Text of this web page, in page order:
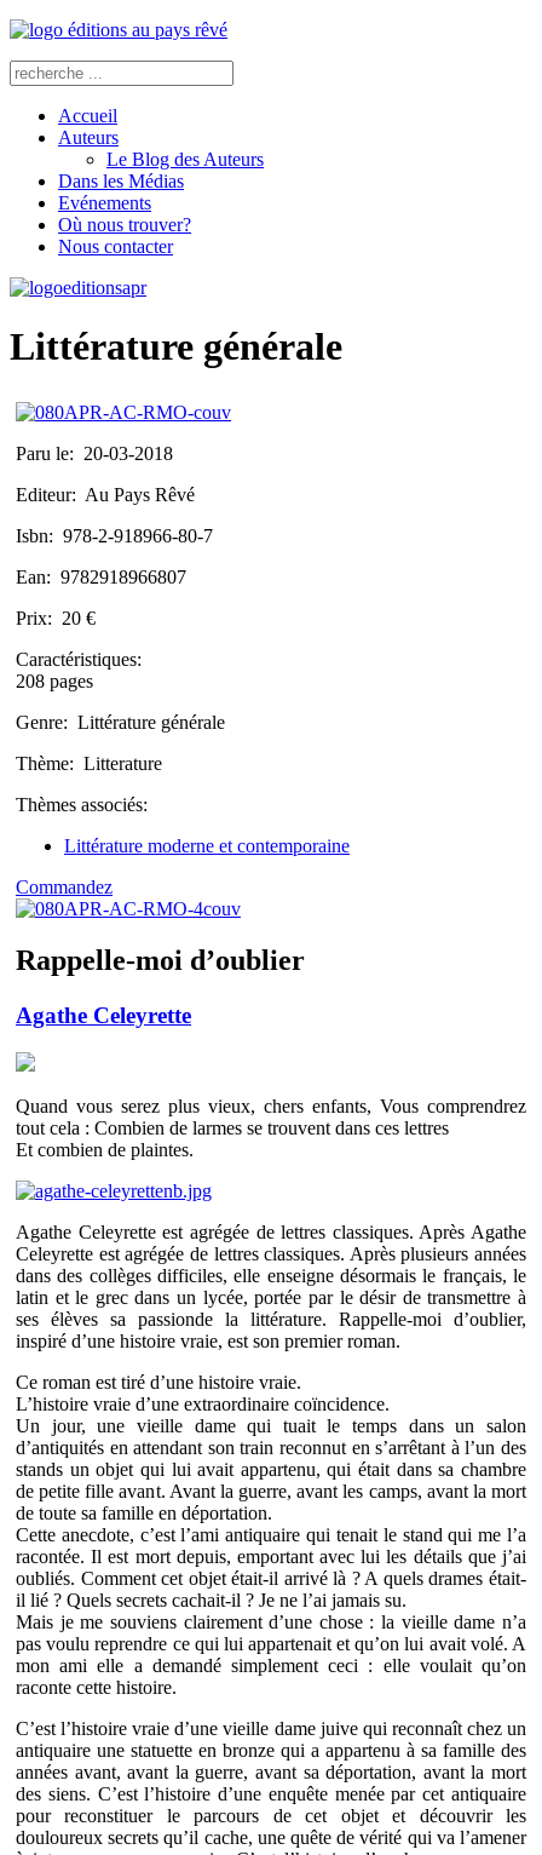
Accueil
Auteurs
Le Blog des Auteurs
Dans les Médias
Evénements
Où nous trouver?
Nous contacter
Littérature générale
Paru le: 20-03-2018
Editeur: Au Pays Rêvé
Isbn: 978-2-918966-80-7
Ean: 9782918966807
Prix: 20 €
Caractéristiques:
208 pages
Genre: Littérature générale
Thème: Litterature
Thèmes associés:
Littérature moderne et contemporaine
Commandez
Rappelle-moi d’oublier
Agathe Celeyrette
Quand vous serez plus vieux, chers enfants, Vous comprendrez
tout cela : Combien de larmes se trouvent dans ces lettres
Et combien de plaintes.
Agathe Celeyrette est agrégée de lettres classiques. Après Agathe
Celeyrette est agrégée de lettres classiques. Après plusieurs années
dans des collèges difficiles, elle enseigne désormais le français, le
latin et le grec dans un lycée, portée par le désir de transmettre à
ses élèves sa passionde la littérature. Rappelle-moi d’oublier,
inspiré d’une histoire vraie, est son premier roman.
Ce roman est tiré d’une histoire vraie.
L’histoire vraie d’une extraordinaire coïncidence.
Un jour, une vieille dame qui tuait le temps dans un salon
d’antiquités en attendant son train reconnut en s’arrêtant à l’un des
stands un objet qui lui avait appartenu, qui était dans sa chambre
de petite fille avant. Avant la guerre, avant les camps, avant la mort
de toute sa famille en déportation.
Cette anecdote, c’est l’ami antiquaire qui tenait le stand qui me l’a
racontée. Il est mort depuis, emportant avec lui les détails que j’ai
oubliés. Comment cet objet était-il arrivé là ? A quels drames était-
il lié ? Quels secrets cachait-il ? Je ne l’ai jamais su.
Mais je me souviens clairement d’une chose : la vieille dame n’a
pas voulu reprendre ce qui lui appartenait et qu’on lui avait volé. A
mon ami elle a demandé simplement ceci : elle voulait qu’on
raconte cette histoire.
C’est l’histoire vraie d’une vieille dame juive qui reconnaît chez un
antiquaire une statuette en bronze qui a appartenu à sa famille des
années avant, avant la guerre, avant sa déportation, avant la mort
des siens. C’est l’histoire d’une enquête menée par cet antiquaire
pour reconstituer le parcours de cet objet et découvrir les
douloureux secrets qu’il cache, une quête de vérité qui va l’amener